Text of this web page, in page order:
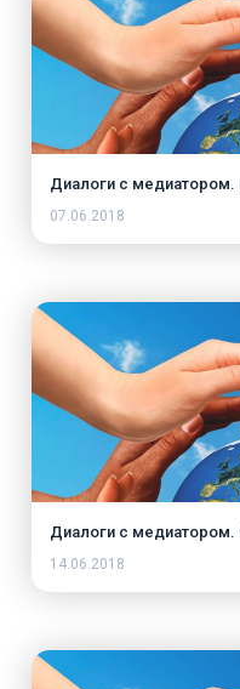
Диалоги с медиатором.
07.06.2018
Диалоги с
14.06.2018